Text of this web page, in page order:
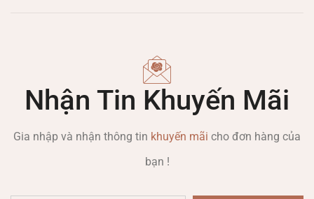
Nhận Tin Khuyến Mãi
Gia nhập và nhận thông tin khuyến mãi cho đơn hàng của
bạn !